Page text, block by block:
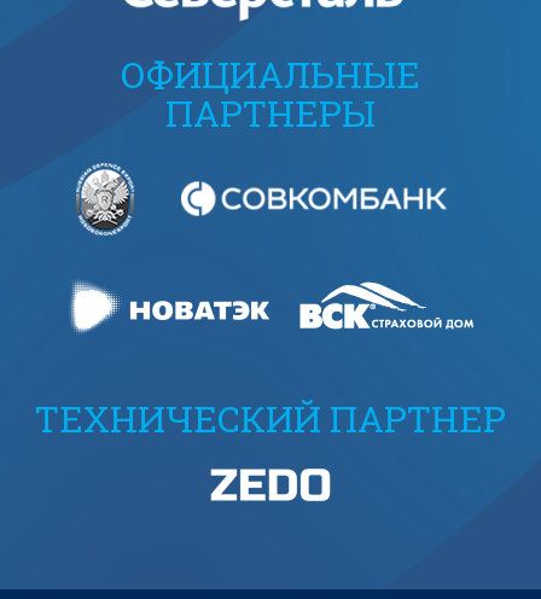
ОФИЦИАЛЬНЫЕ
ПАРТНЕРЫ
ТЕХНИЧЕСКИЙ ПАРТНЕР